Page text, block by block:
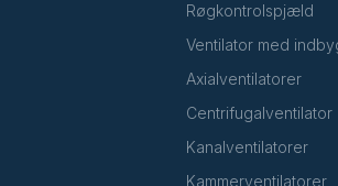
Røgkontrolspjæld
Ventilator med
Axialventilatorer
Centrifugalventilator
Kanalventilatorer
Kammerventilatorer